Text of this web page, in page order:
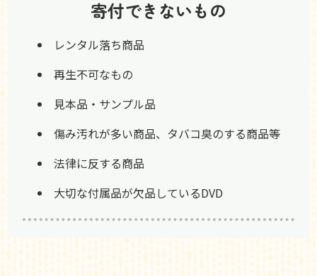
寄付できないもの
レンタル落ち商品
再生不可なもの
見本品・サンプル品
傷み汚れが多い商品、タバコ臭のする商品等
法律に反する商品
大切な付属品が欠品しているDVD